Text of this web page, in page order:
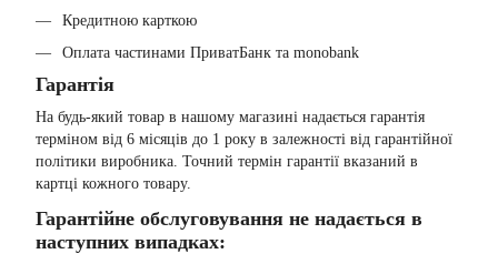
Кредитною карткою
Оплата частинами ПриватБанк та monobank
Гарантія
На будь-який товар в нашому магазині надається гарантія
терміном від 6 місяців до 1 року в залежності від гарантійної
політики виробника. Точний термін гарантії вказаний в
картці кожного товару.
Гарантійне обслуговування не надається в
наступних випадках: